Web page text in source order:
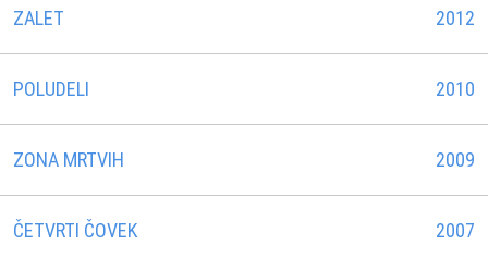
ZALET 2012
POLUDELI 2010
ZONA MRTVIH 2009
ČETVRTI ČOVEK 2007